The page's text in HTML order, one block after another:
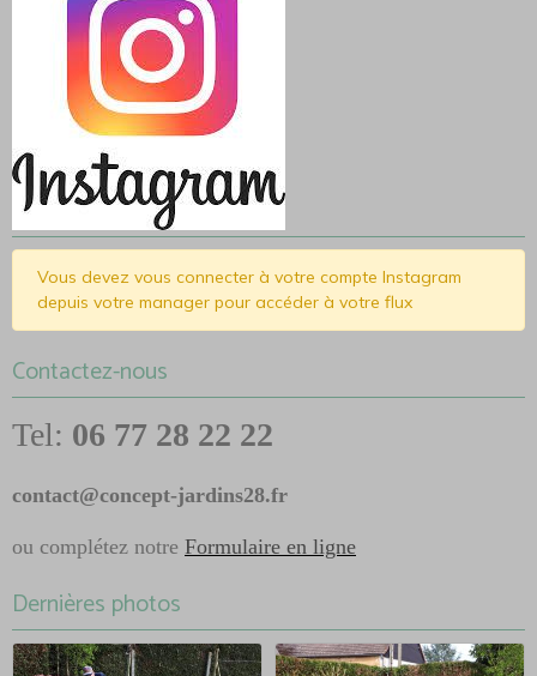
Vous devez vous connecter à votre compte Instagram
depuis votre manager pour accéder à votre flux
Contactez-nous
Tel: 06 77 28 22 22
contact@concept-jardins28.fr
ou complétez notre Formulaire en ligne
Dernières photos